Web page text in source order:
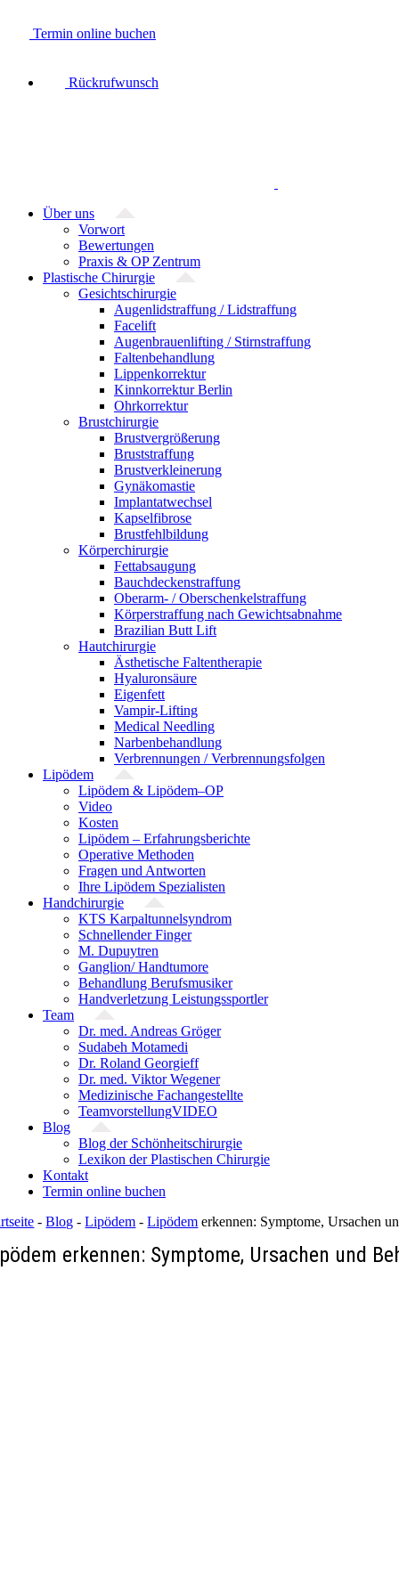
InhaltTermin online buchen
Rückrufwunsch
Über uns
Vorwort
Bewertungen
Praxis & OP Zentrum
Plastische Chirurgie
Gesichtschirurgie
Augenlidstraffung / Lidstraffung
Facelift
Augenbrauenlifting / Stirnstraffung
Faltenbehandlung
Lippenkorrektur
Kinnkorrektur Berlin
Ohrkorrektur
Brustchirurgie
Brustvergrößerung
Bruststraffung
Brustverkleinerung
Gynäkomastie
Implantatwechsel
Kapselfibrose
Brustfehlbildung
Körperchirurgie
Fettabsaugung
Bauchdeckenstraffung
Oberarm- / Oberschenkelstraffung
Körperstraffung nach Gewichtsabnahme
Brazilian Butt Lift
Hautchirurgie
Ästhetische Faltentherapie
Hyaluronsäure
Eigenfett
Vampir-Lifting
Medical Needling
Narbenbehandlung
Verbrennungen / Verbrennungsfolgen
Lipödem
Lipödem & Lipödem–OP
Video
Kosten
Lipödem – Erfahrungsberichte
Operative Methoden
Fragen und Antworten
Ihre Lipödem Spezialisten
Handchirurgie
KTS Karpaltunnelsyndrom
Schnellender Finger
M. Dupuytren
Ganglion/ Handtumore
Behandlung Berufsmusiker
Handverletzung Leistungssportler
Team
Dr. med. Andreas Gröger
Sudabeh Motamedi
Dr. Roland Georgieff
Dr. med. Viktor Wegener
Medizinische Fachangestellte
TeamvorstellungVIDEO
Blog
Blog der Schönheitschirurgie
Lexikon der Plastischen Chirurgie
Kontakt
Termin online buchen
-Blog -Lipödem -Lipödem erkennen: Symptome, Ursachen
erkennen: Symptome, Ursachen und